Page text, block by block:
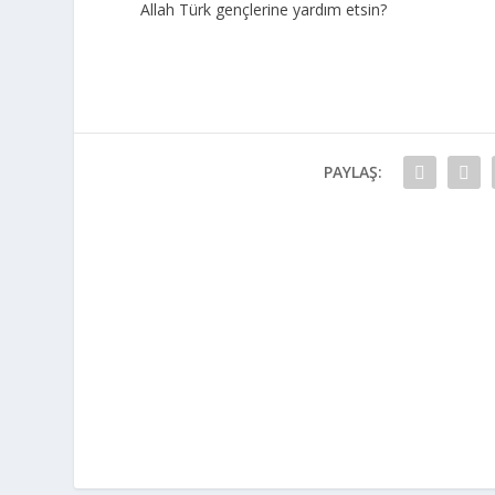
Allah Türk gençlerine yardım etsin?
PAYLAŞ: